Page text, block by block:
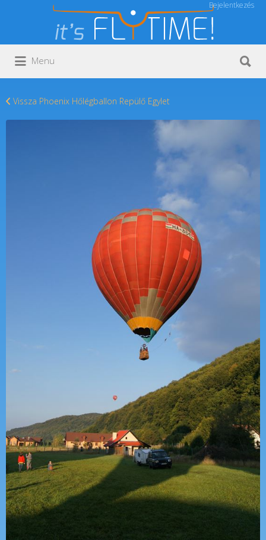
Bejelentkezés
Keresés:
Menu
Vissza Phoenix Hőlégballon Repülő Egylet